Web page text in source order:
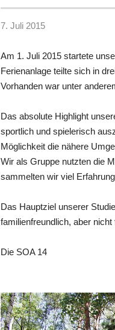
7. Juli 2015
Am 1. Juli 2015 startete
Ferienanlage teilte sich in
Vorhanden war unter
Das absolute Highlight
sportlich und spielerisch
Möglichkeit die nähere
Wir als Gruppe nutzten die
sammelten wir viel
Das Hauptziel unserer
familienfreundlich, aber
Die SOA 14